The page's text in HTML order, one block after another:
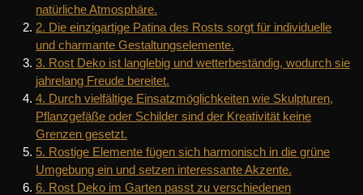
natürliche Atmosphäre.
2. Die einzigartige Patina des Rosts sorgt für individuelle
und charmante Gestaltungselemente.
3. Rost Deko ist langlebig und wetterbeständig, wodurch sie
jahrelang Freude bereitet.
4. Durch vielfältige Einsatzmöglichkeiten wie Skulpturen,
Pflanzgefäße oder Schilder sind der Kreativität keine
Grenzen gesetzt.
5. Rostige Elemente fügen sich harmonisch in die grüne
Umgebung ein und setzen interessante Akzente.
6. Rost Deko im Garten passt zu verschiedenen